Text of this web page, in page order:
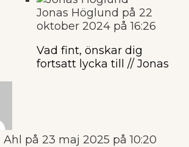
Jonas Höglund på 22
oktober 2024 på 16:26
Vad fint, önskar dig
fortsatt lycka till // Jonas
Ahl på 23 maj 2025 på 10:20